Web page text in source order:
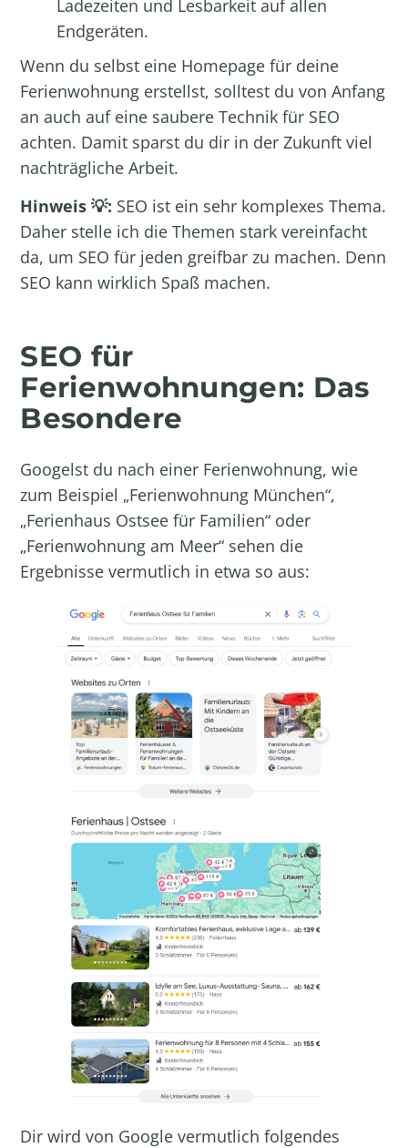
Ladezeiten und Lesbarkeit auf allen
Endgeräten.
Wenn du selbst eine Homepage für deine
Ferienwohnung erstellst, solltest du von Anfang
an auch auf eine saubere Technik für SEO
achten. Damit sparst du dir in der Zukunft viel
nachträgliche Arbeit.
Hinweis 💡: SEO ist ein sehr komplexes Thema.
Daher stelle ich die Themen stark vereinfacht
da, um SEO für jeden greifbar zu machen. Denn
SEO kann wirklich Spaß machen.
SEO für
Ferienwohnungen: Das
Besondere
Googelst du nach einer Ferienwohnung, wie
zum Beispiel „Ferienwohnung München“,
„Ferienhaus Ostsee für Familien“ oder
„Ferienwohnung am Meer“ sehen die
Ergebnisse vermutlich in etwa so aus:
Dir wird von Google vermutlich folgendes